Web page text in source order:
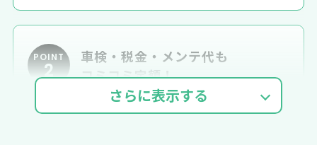
POINT
2
車検・税金・メンテ代も
コミコミ定額！